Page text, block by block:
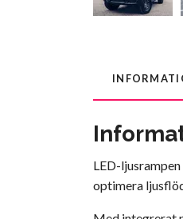
LED-ljusrampen
optimera